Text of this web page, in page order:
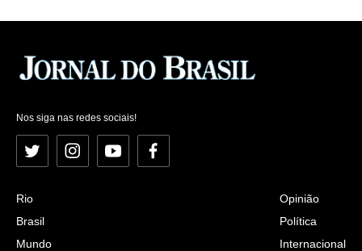
Nos siga nas redes sociais!
Twitter InstagramYouTubeFacebook
Rio
Brasil
Mundo
Opinião
Política
Internacional